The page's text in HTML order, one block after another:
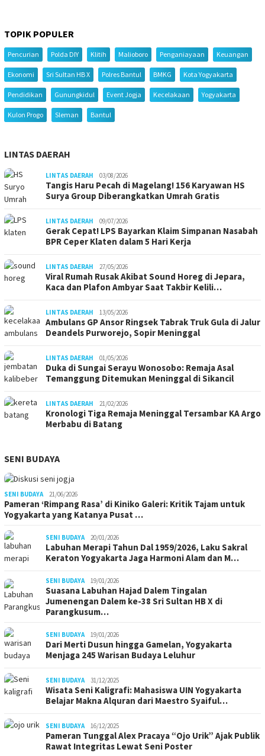
TOPIK POPULER
Pencurian Polda DIY Klitih Malioboro Penganiayaan Keuangan
Ekonomi Sri Sultan HB X Polres Bantul BMKG Kota Yogyakarta
Pendidikan Gunungkidul Event Jogja Kecelakaan Yogyakarta
Kulon Progo Sleman Bantul
LINTAS DAERAH
LINTAS DAERAH 03/08/2026
Tangis Haru Pecah di Magelang! 156 Karyawan HS
Surya Group Diberangkatkan Umrah Gratis
LINTAS DAERAH 09/07/2026
Gerak Cepat! LPS Bayarkan Klaim Simpanan Nasabah
BPR Ceper Klaten dalam 5 Hari Kerja
LINTAS DAERAH 27/05/2026
Viral Rumah Rusak Akibat Sound Horeg di Jepara,
Kaca dan Plafon Ambyar Saat Takbir Kelili…
LINTAS DAERAH 13/05/2026
Ambulans GP Ansor Ringsek Tabrak Truk Gula di Jalur
Deandels Purworejo, Sopir Meninggal
LINTAS DAERAH 01/05/2026
Duka di Sungai Serayu Wonosobo: Remaja Asal
Temanggung Ditemukan Meninggal di Sikancil
LINTAS DAERAH 21/02/2026
Kronologi Tiga Remaja Meninggal Tersambar KA Argo
Merbabu di Batang
SENI BUDAYA
SENI BUDAYA 21/06/2026
Pameran ‘Rimpang Rasa’ di Kiniko Galeri: Kritik Tajam untuk
Yogyakarta yang Katanya Pusat …
SENI BUDAYA 20/01/2026
Labuhan Merapi Tahun Dal 1959/2026, Laku Sakral
Keraton Yogyakarta Jaga Harmoni Alam dan M…
SENI BUDAYA 19/01/2026
Suasana Labuhan Hajad Dalem Tingalan
Jumenengan Dalem ke-38 Sri Sultan HB X di
Parangkusum…
SENI BUDAYA 19/01/2026
Dari Merti Dusun hingga Gamelan, Yogyakarta
Menjaga 245 Warisan Budaya Leluhur
SENI BUDAYA 31/12/2025
Wisata Seni Kaligrafi: Mahasiswa UIN Yogyakarta
Belajar Makna Alquran dari Maestro Syaiful…
SENI BUDAYA 16/12/2025
Pameran Tunggal Alex Pracaya “Ojo Urik” Ajak Publik
Rawat Integritas Lewat Seni Poster